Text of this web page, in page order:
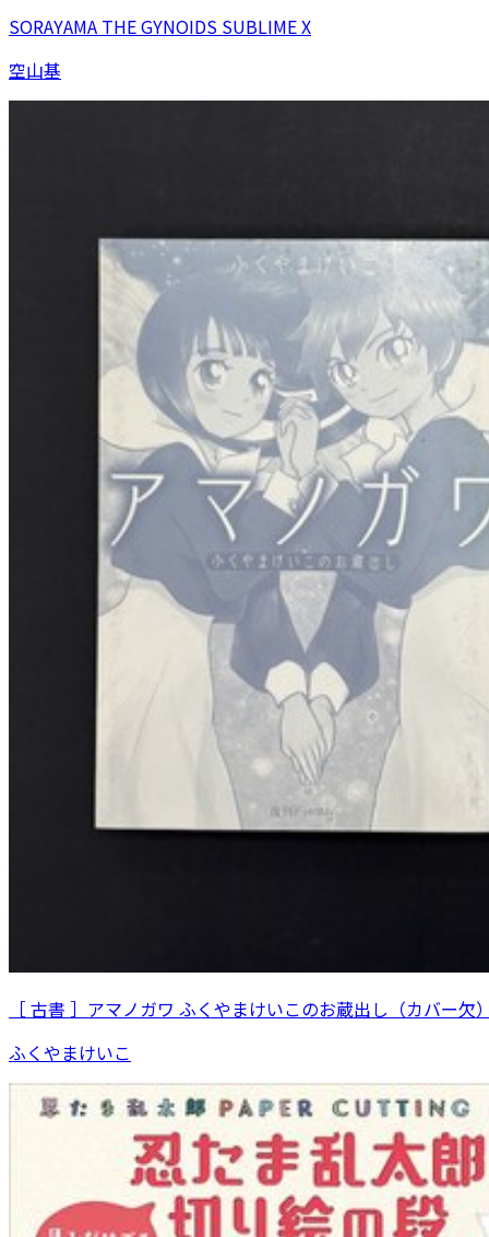
SORAYAMA THE GYNOIDS SUBLIME X
空山基
［ 古書 ］アマノガワ ふくやまけいこのお蔵出し（カバー欠
ふくやまけいこ